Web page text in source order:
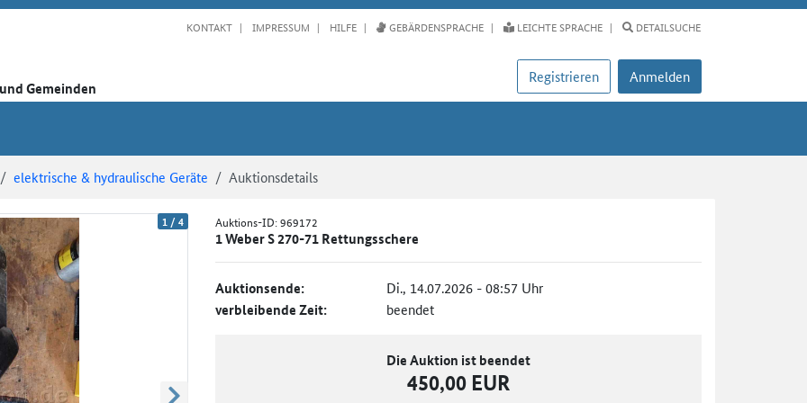
KONTAKT IMPRESSUM HILFE GEBÄRDENSPRACHE LEICHTE SPRACHE DETAILSUCHE
Gemeinden
Registrieren Anmelden
elektrische & hydraulische Geräte Auktionsdetails
1 /4 Auktions-ID:969172
1 Weber S 270-71 Rettungsschere
Auktionsende: Di., 14.07.2026 - 08:57 Uhr
verbleibende Zeit: beendet
Die Auktion ist beendet
450,00 EUR